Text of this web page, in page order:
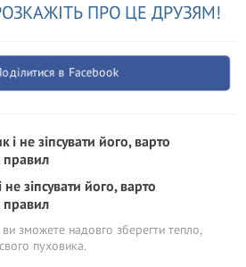
ПРО ЦЕ ДРУЗЯМ!
в Facebook
зіпсувати його, варто
правил
зможете надовго зберегти тепло,
пуховика.